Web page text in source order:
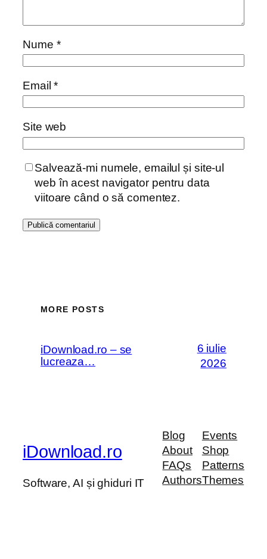
Nume *
Email*
Site web
Salvează-mi numele, emailul și site-ul
web în acest navigator pentru data
viitoare când o să comentez.
MORE POSTS
iDownload.ro – se
lucreaza…
6 iulie
2026
iDownload.ro
Software, AI și ghiduri IT
Blog
About
FAQs
Authors
Events
Shop
Patterns
Themes